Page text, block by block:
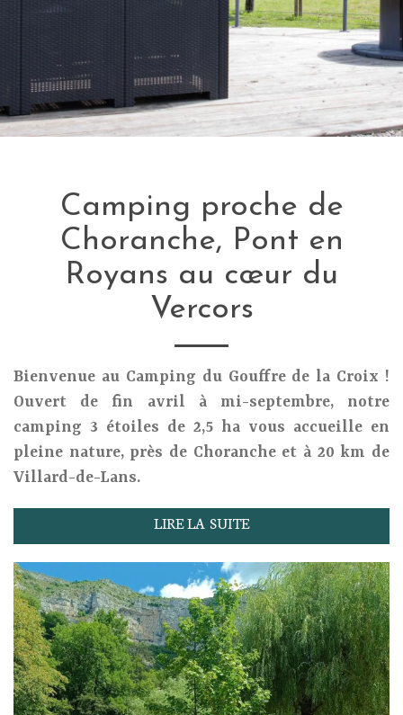
Camping proche de
Choranche, Pont en
Royans au cœur du
Vercors
Bienvenue au Camping du Gouffre de la Croix !
Ouvert de fin avril à mi-septembre, notre
camping 3 étoiles de 2,5 ha vous accueille en
pleine nature, près de Choranche et à 20 km de
Villard-de-Lans.
LIRE LA SUITE